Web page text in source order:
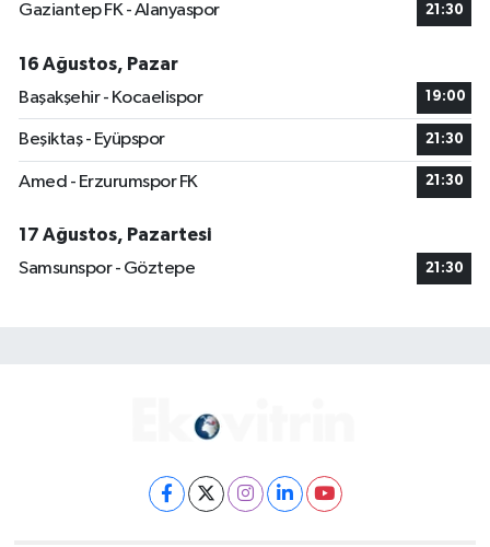
Gaziantep FK - Alanyaspor 21:30
16 Ağustos, Pazar
Başakşehir - Kocaelispor
19:00
Beşiktaş - Eyüpspor 21:30
Amed - Erzurumspor FK 21:30
17 Ağustos, Pazartesi
Samsunspor - Göztepe
21:30